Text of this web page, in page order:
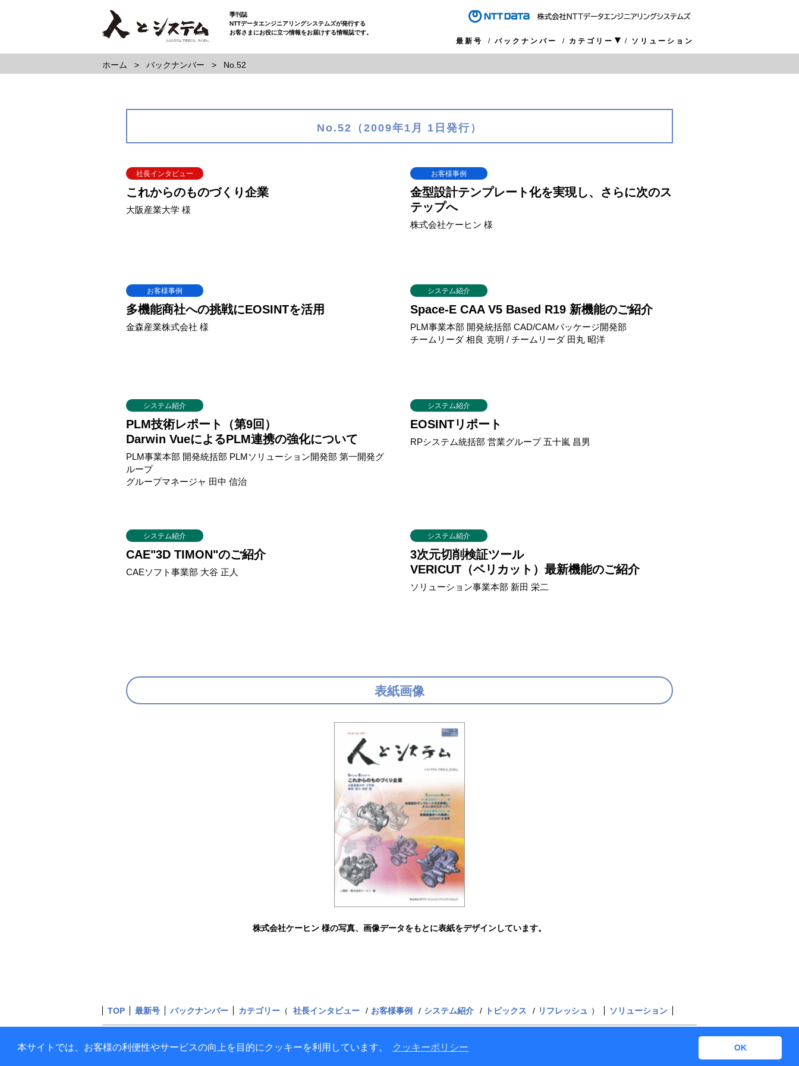
本サイトでは、お客様の利便性やサービスの向上を目的にクッキーを利用しています。 クッキーポリシー OK
季刊誌
NTTデータエンジニアリングシステムズが発行する
お客さまにお役に立つ情報をお届けする情報誌です。
最新号 バックナンバー カテゴリー ソリューション
ホーム バックナンバー No.52
No.52（2009年1月 1日発行）
社長インタビュー
これからのものづくり企業
大阪産業大学 様
お客様事例
金型設計テンプレート化を実現し、さらに次のス
テップへ
株式会社ケーヒン 様
お客様事例
多機能商社への挑戦にEOSINTを活用
金森産業株式会社 様
システム紹介
Space-E CAA V5 Based R19 新機能のご紹介
PLM事業本部 開発統括部 CAD/CAMパッケージ開発部
チームリーダ 相良 克明 / チームリーダ 田丸 昭洋
システム紹介
PLM技術レポート（第9回）
Darwin VueによるPLM連携の強化について
PLM事業本部 開発統括部 PLMソリューション開発部 第一開発グ
ループ
グループマネージャ 田中 信治
システム紹介
EOSINTリポート
RPシステム統括部 営業グループ 五十嵐 昌男
システム紹介
CAE"3D TIMON"のご紹介
CAEソフト事業部 大谷 正人
システム紹介
3次元切削検証ツール
VERICUT（ベリカット）最新機能のご紹介
ソリューション事業本部 新田 栄二
表紙画像
株式会社ケーヒン 様の写真、画像データをもとに表紙をデザインしています。
TOP 最新号 バックナンバー カテゴリー （ 社長インタビュー お客様事例 システム紹介 トピックス リフレッシュ ） ソリューション
Copyright© 1996-